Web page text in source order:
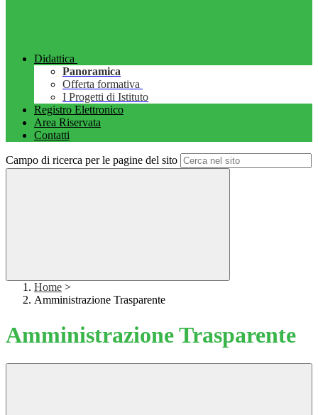
Didattica
Panoramica
Offerta formativa
I Progetti di Istituto
Registro Elettronico
Area Riservata
Contatti
Campo di ricerca per le pagine del sito
Home >
Amministrazione Trasparente
Amministrazione Trasparente